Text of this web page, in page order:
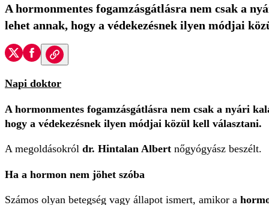
A hormonmentes fogamzásgátlásra nem csak a
lehet annak, hogy a védekezésnek ilyen módjai
Napi doktor
A hormonmentes fogamzásgátlásra nem csak a nyári
hogy a védekezésnek ilyen módjai közül kell választani.
A megoldásokról dr. Hintalan Albert nőgyógyász beszélt.
Ha a hormon nem jöhet szóba
Számos olyan betegség vagy állapot ismert, amikor a